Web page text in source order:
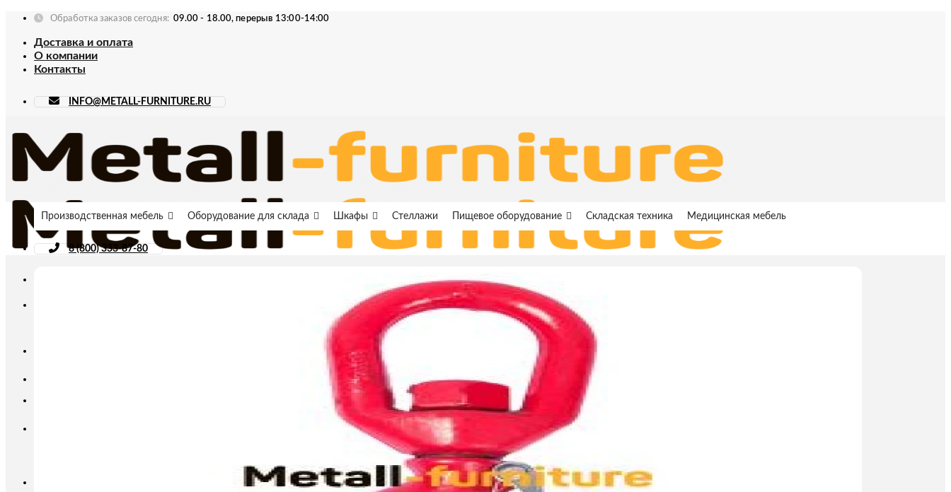
Skip
content
Обработка заказов сегодня: 09.00 - 18.00, перерыв 13:00-14:00
Доставка и оплата
О компании
Контакты
INFO@METALL-FURNITURE.RU
Производственная мебель Оборудование для склада Шкафы Стеллажи Пищевое оборудование Складская техника Медицинская мебель
8 (800) 333-87-80